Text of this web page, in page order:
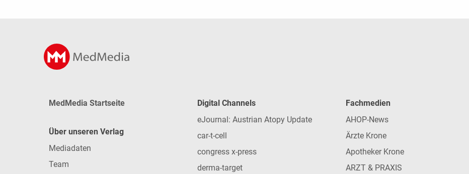
MedMedia Startseite
Über unseren Verlag
Mediadaten
Team
Digital Channels
eJournal: Austrian Atopy Update
car-t-cell
congress x-press
derma-target
Fachmedien
AHOP-News
Ärzte Krone
Apotheker Krone
ARZT & PRAXIS